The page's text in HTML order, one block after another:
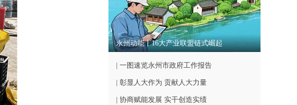
永州动能丨16大产业联盟链式崛起
| 一图速览永州市政府工作报告
| 彰显人大作为 贡献人大力量
| 协商赋能发展 实干创造实绩